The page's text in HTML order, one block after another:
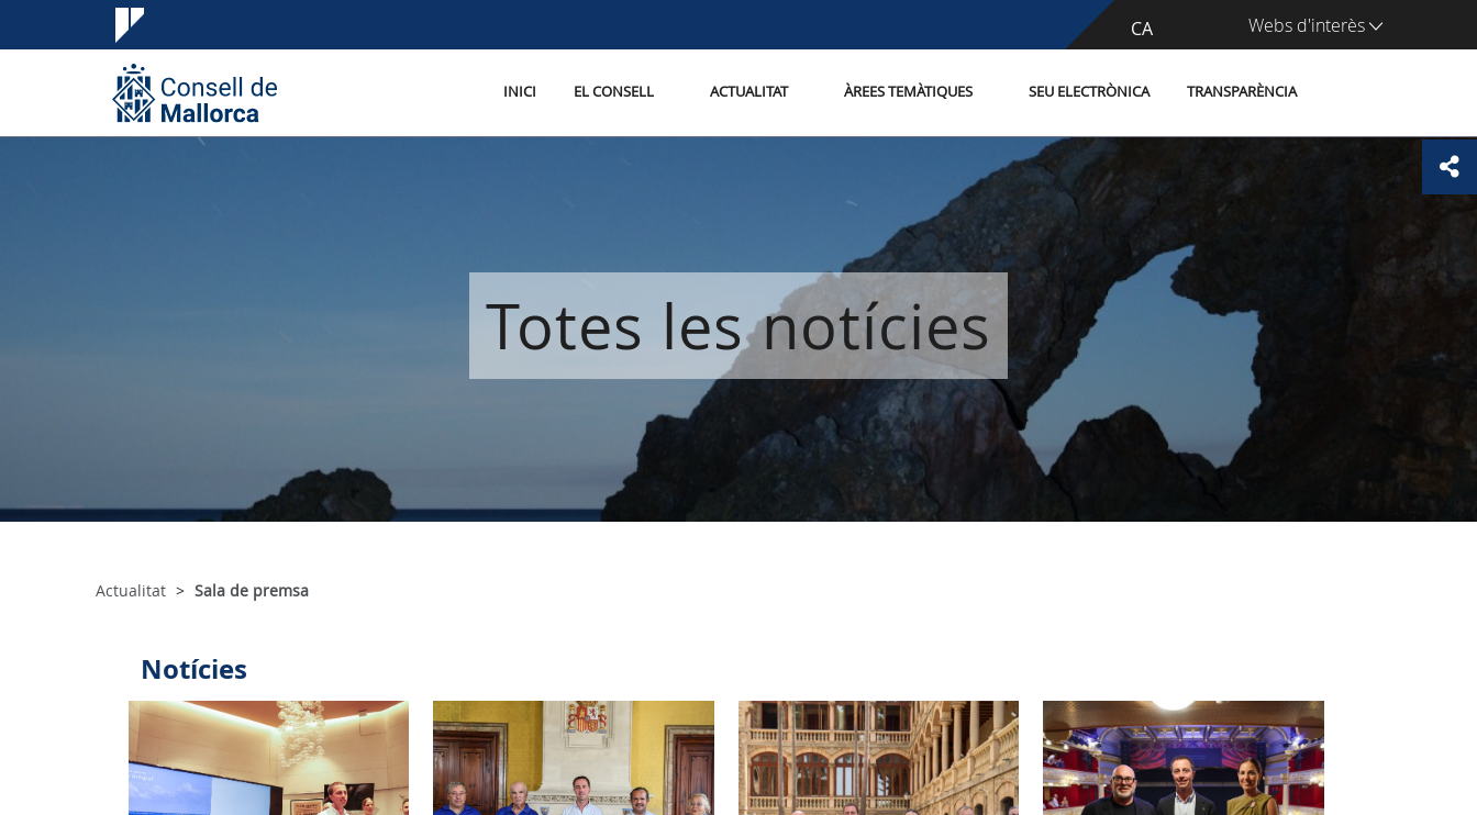
CA
ES Webs d'interès
INICI EL CONSELL ACTUALITAT ÀREES TEMÀTIQUES SEU ELECTRÒNICA TRANSPARÈNCIA
Totes les notícies
Actualitat Sala de premsa
Notícies